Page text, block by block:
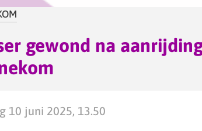
gewond na
10 juni 2025, 13.50